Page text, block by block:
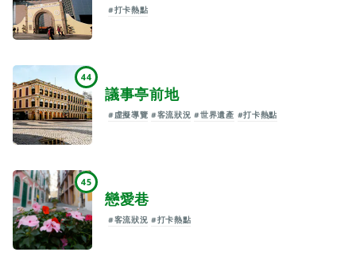
#打卡熱點
44
議事亭前地
#虛擬導覽 #客流狀況 #世界遺產 #打卡熱點
45
戀愛巷
#客流狀況 #打卡熱點